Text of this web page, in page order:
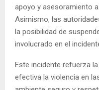
apoyo y asesoramiento
Asimismo, las
la posibilidad de
involucrado en el
Este incidente refuerza
efectiva la violencia en